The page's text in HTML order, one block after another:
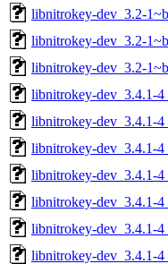
libnitrokey-dev_3.2-
libnitrokey-dev_3.2-
libnitrokey-dev_3.2-
libnitrokey-dev_3.4.1-
libnitrokey-dev_3.4.1-
libnitrokey-dev_3.4.1-
libnitrokey-dev_3.4.1-
libnitrokey-dev_3.4.1-
libnitrokey-dev_3.4.1-
libnitrokey-dev_3.4.1-